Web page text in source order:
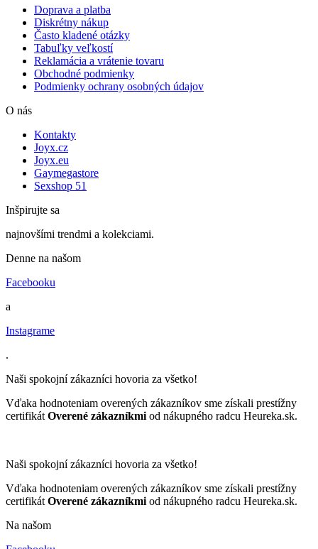
Doprava a platba
Diskrétny nákup
Často kladené otázky
Tabuľky veľkostí
Reklamácia a vrátenie tovaru
Obchodné podmienky
Podmienky ochrany osobných údajov
O nás
Kontakty
Joyx.cz
Joyx.eu
Gaymegastore
Sexshop 51
Inšpirujte sa
najnovšími trendmi a kolekciami.
Denne na našom
Facebooku
a
Instagrame
.
Naši spokojní zákazníci hovoria za všetko!
Vďaka hodnoteniam overených zákazníkov sme získali prestížny
certifikát Overené zákazníkmi od nákupného radcu Heureka.sk.
Naši spokojní zákazníci hovoria za všetko!
Vďaka hodnoteniam overených zákazníkov sme získali prestížny
certifikát Overené zákazníkmi od nákupného radcu Heureka.sk.
Na našom